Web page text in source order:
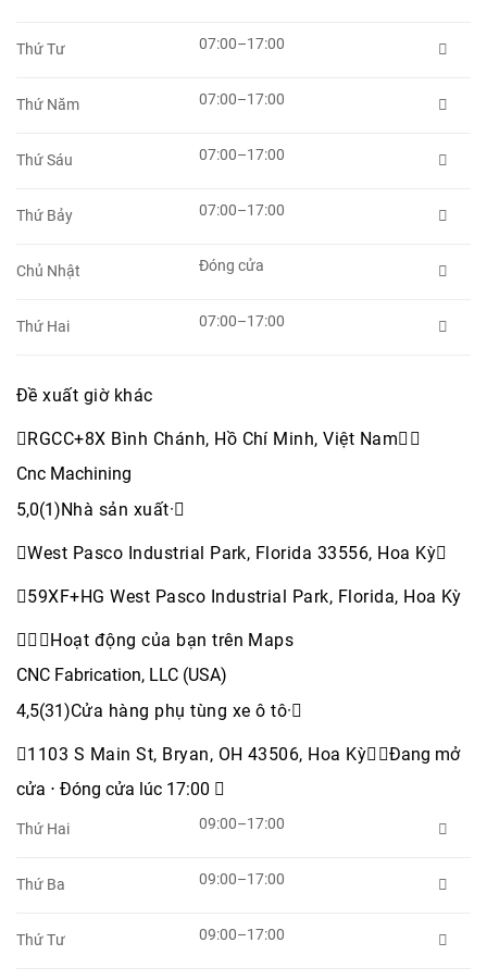
Thứ Tư 07:00–17:00 
Thứ Năm 07:00–17:00 
Thứ Sáu 07:00–17:00 
Thứ Bảy 07:00–17:00 
Chủ Nhật Đóng cửa 
Thứ Hai 07:00–17:00 
Đề xuất giờ khác
RGCC+8X Bình Chánh, Hồ Chí Minh, Việt Nam 
Cnc Machining
5,0(1)Nhà sản xuất·
West Pasco Industrial Park, Florida 33556, Hoa Kỳ
59XF+HG West Pasco Industrial Park, Florida, Hoa Kỳ
 Hoạt động của bạn trên Maps
CNC Fabrication, LLC (USA)
4,5(31)Cửa hàng phụ tùng xe ô tô·
1103 S Main St, Bryan, OH 43506, Hoa Kỳ Đang mở
cửa ⋅ Đóng cửa lúc 17:00 
Thứ Hai 09:00–17:00 
Thứ Ba 09:00–17:00 
Thứ Tư 09:00–17:00 